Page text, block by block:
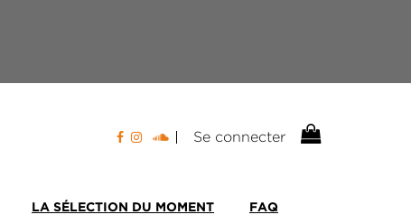
Se connecter
LA SÉLECTION DU MOMENT FAQ